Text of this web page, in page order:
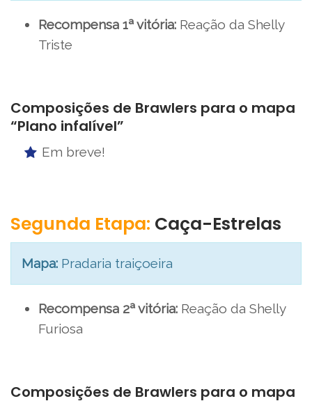
Recompensa 1ª vitória: Reação da Shelly
Triste
Composições de Brawlers para o mapa
“Plano infalível”
Em breve!
Segunda Etapa: Caça-Estrelas
Mapa: Pradaria traiçoeira
Recompensa 2ª vitória: Reação da Shelly
Furiosa
Composições de Brawlers para o mapa